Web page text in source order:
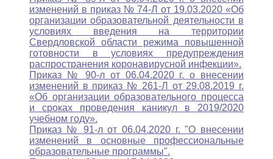
изменений в приказ № 74-Л от 19.03.2020 «Об
организации образовательной деятельности в
условиях введения на территории
Свердловской области режима повышенной
готовности в условиях предупреждения
распространения коронавирусной инфекции».
Приказ № 90-л от 06.04.2020 г. о внесении
изменений в приказ № 261-Л от 29.08.2019 г.
«Об организации образовательного процесса
и сроках проведения каникул в 2019/2020
учебном году».
Приказ № 91-л от 06.04.2020 г. "О внесении
изменений в основные профессиональные
образовательные программы".